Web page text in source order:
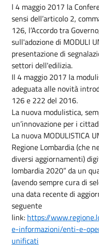
l 4 maggio 2017 la
sensi dell’articolo 2,
126, l’Accordo tra
sull'adozione di MODULI
presentazione di
settori dell'edilizia.
Il 4 maggio 2017 la
adeguata alle novità
126 e 222 del 2016.
La nuova modulistica,
un’innovazione per i
La nuova MODULISTICA
Regione Lombardia (che
diversi aggiornamenti)
lombardia 2020” da un
(avendo sempre cura di
una data recente di
seguente
link: https://
e-informazioni/enti-e-
unificati